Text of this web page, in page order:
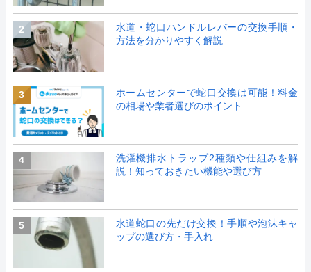
2
水道・蛇口ハンドルレバーの交換手順・
方法を分かりやすく解説
3
ホームセンターで蛇口交換は可能！料金
の相場や業者選びのポイント
4
洗濯機排水トラップ2種類や仕組みを解
説！知っておきたい機能や選び方
5
水道蛇口の先だけ交換！手順や泡沫キャ
ップの選び方・手入れ